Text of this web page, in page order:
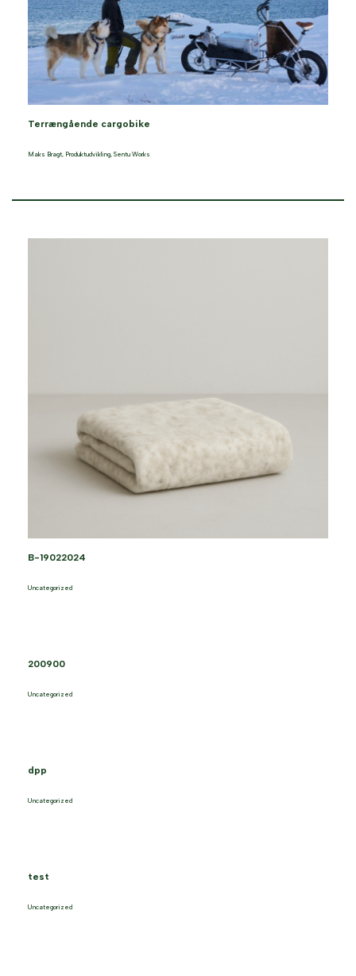
Terrængående cargobike
Maks Bragt Produktudvikling Sentu Works
B-19022024
Uncategorized
200900
Uncategorized
dpp
Uncategorized
test
Uncategorized